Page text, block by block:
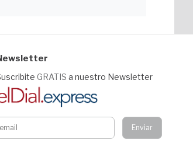
GRATIS a nuestro Newsletter